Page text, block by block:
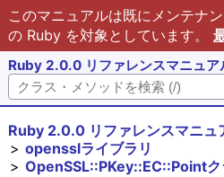
このマニュアルは既にメンテナ
の Ruby を対象としています。
Ruby 2.0.0 リファレンスマニュア
Ruby 2.0.0 リファレンスマニュ
opensslライブラリ
OpenSSL::PKey::EC::Pointク